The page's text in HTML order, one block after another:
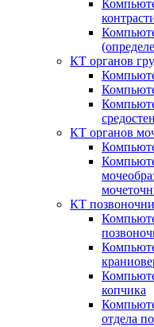
КТ органов
КТ органов
КТ
копчика
отдела